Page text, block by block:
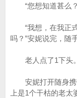
“您想知道甚么
“我想，在我正式
吗？”安妮说完，随
老人点了1下头。
安妮打开随身携
上是1个干枯的老